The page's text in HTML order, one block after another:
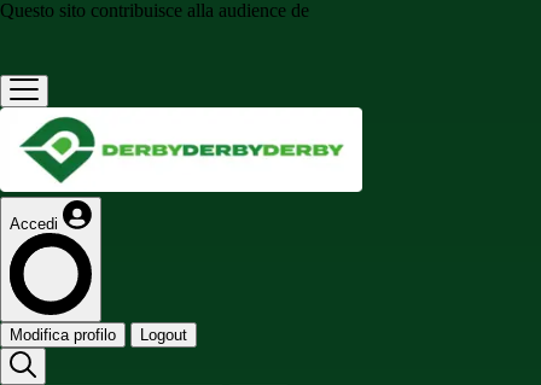
Questo sito contribuisce alla audience de
Accedi
Modifica profilo Logout